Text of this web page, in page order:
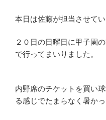
本日は佐藤が担当させてい
２０日の日曜日に甲子園
で行ってまいりました。
内野席のチケットを買い
る感じでたまらなく暑かっ